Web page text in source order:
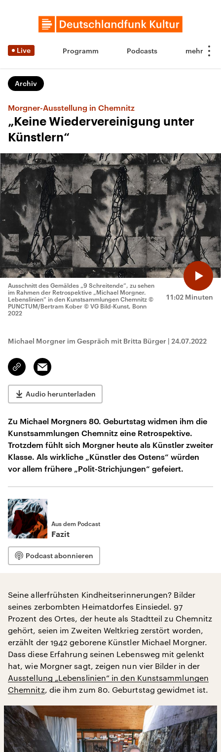
Live Programm Podcasts
Archiv
Morgner-Ausstellung in Chemnitz
„Keine Wiedervereinigung unter
Künstlern“
11:02 Minuten
Ausschnitt des Gemäldes „9 Schreitende“, zu sehen
im Rahmen der Retrospektive „Michael Morgner.
Lebenslinien“ in den Kunstsammlungen Chemnitz ©
PUNCTUM/Bertram Kober © VG Bild-Kunst, Bonn
2022
Michael Morgner im Gespräch mit Britta Bürger | 24.07.2022
Link
kopieren/teilen
Email
Audio herunterladen
Zu Michael Morgners 80. Geburtstag widmen ihm die
Kunstsammlungen Chemnitz eine Retrospektive.
Trotzdem fühlt sich Morgner heute als Künstler zweiter
Klasse. Als wirkliche „Künstler des Ostens“ würden
vor allem frühere „Polit-Strichjungen“ gefeiert.
Aus dem Podcast
Fazit
Podcast abonnieren
Seine allerfrühsten Kindheitserinnerungen? Bilder
seines zerbombten Heimatdorfes Einsiedel. 97
Prozent des Ortes, der heute als Stadtteil zu Chemnitz
gehört, seien im Zweiten Weltkrieg zerstört worden,
erzählt der 1942 geborene Künstler Michael Morgner.
Dass diese Erfahrung seinen Lebensweg mit gelenkt
hat, wie Morgner sagt, zeigen nun vier Bilder in der
Ausstellung „Lebenslinien“ in den Kunstsammlungen
Chemnitz, die ihm zum 80. Geburtstag gewidmet ist.